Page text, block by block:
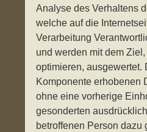
Analyse des Verhaltens
welche auf die
Verarbeitung
und werden mit dem
optimieren, ausgewertet.
Komponente erhobenen
ohne eine vorherige
gesonderten
betroffenen Person dazu